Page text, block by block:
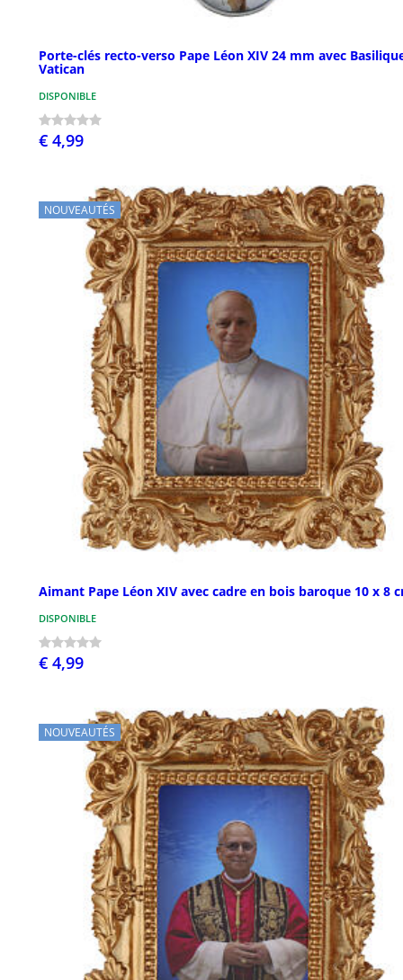
Porte-clés recto-verso Pape Léon XIV 24 mm avec
Vatican
DISPONIBLE
€ 4,99
NOUVEAUTÉS
Aimant Pape Léon XIV avec cadre en bois baroque 10 x 8
DISPONIBLE
€ 4,99
NOUVEAUTÉS